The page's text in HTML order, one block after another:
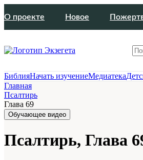
О проекте Новое
БиблияНачать изучениеМедиатека
Главная
Псалтирь
Глава 69
Обучающее видео
Псалтирь, Глава